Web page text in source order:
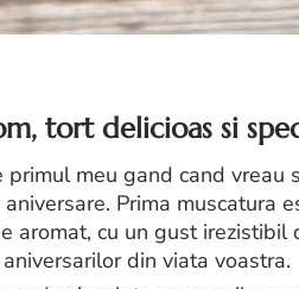
tort delicioas si
primul meu gand cand vreau
Prima muscatura
aromat, cu un gust irezistibil
din viata voastra.